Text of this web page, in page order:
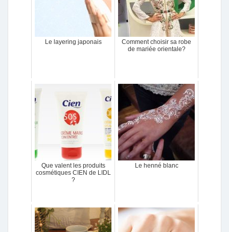
Le layering japonais
Comment choisir sa robe
de mariée orientale?
Que valent les produits
cosmétiques CIEN de LIDL
?
Le henné blanc